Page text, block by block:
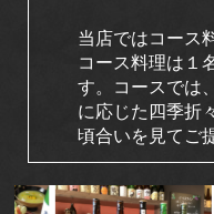
当店ではコース
コース料理は１
す。コースでは
に応じた四季折
頃合いを見てご